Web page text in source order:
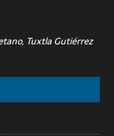
Tuxtla Gutiérrez